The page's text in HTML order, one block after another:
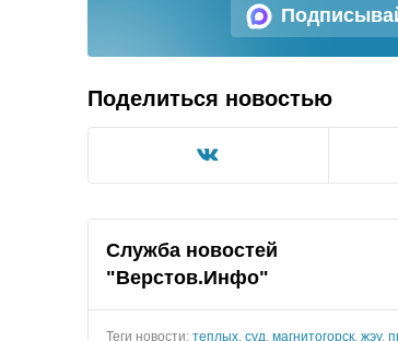
Поделиться новостью
Служба новостей
"Верстов.Инфо"
Теги новости: теплых суд магнитогорск жэу,